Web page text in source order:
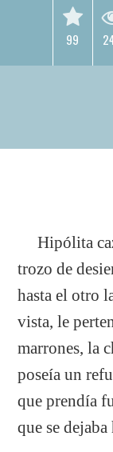
99
Hipólita
trozo de
hasta el otro
vista, le
marrones, la
poseía un
que prendía
que se